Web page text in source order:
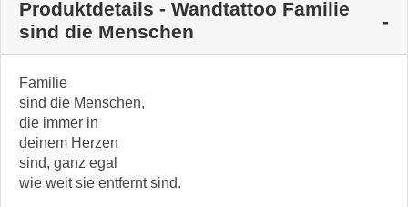
Produktdetails - Wandtattoo Familie
sind die Menschen
Familie
sind die Menschen,
die immer in
deinem Herzen
sind, ganz egal
wie weit sie entfernt sind.